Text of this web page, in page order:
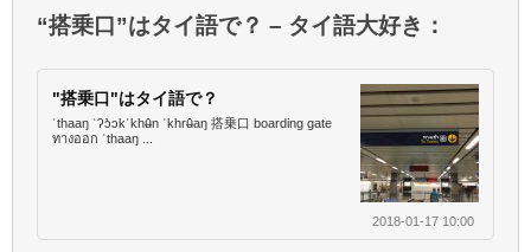
“搭乗口”はタイ語で？ – タイ語大好き：
"搭乗口"はタイ語で？
ˈthaaŋ ˈʔɔ̀ɔkˈkhʉ̂n ˈkhrʉ̂aŋ 搭乗口 boarding gate
ทางออก ˈthaaŋ ...
2018-01-17 10:00